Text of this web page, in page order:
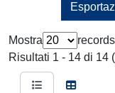
Mostra
records
Risultati 1 - 14 di 14